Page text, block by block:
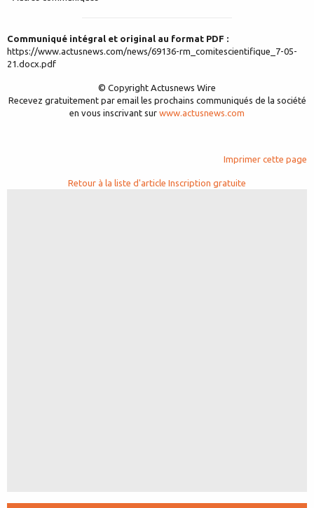
Communiqué intégral et original au format PDF :
https://www.actusnews.com/news/69136-rm_comitescientifique_7-05-
21.docx.pdf
© Copyright Actusnews Wire
Recevez gratuitement par email les prochains communiqués de la société
en vous inscrivant sur www.actusnews.com
Imprimer cette page
Retour à la liste d'article Inscription gratuite